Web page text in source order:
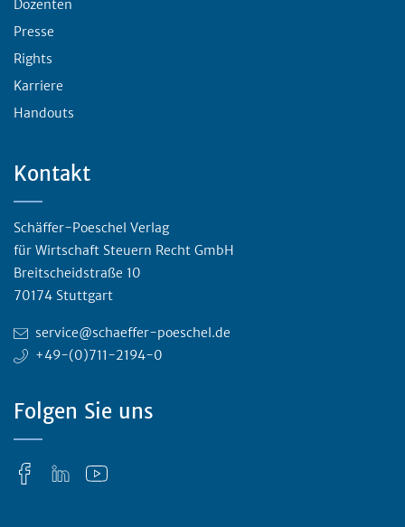
Dozenten
Presse
Rights
Karriere
Handouts
Kontakt
Schäffer-Poeschel Verlag
für Wirtschaft Steuern Recht GmbH
Breitscheidstraße 10
70174 Stuttgart
service@schaeffer-poeschel.de
+49-(0)711-2194-0
Folgen Sie uns